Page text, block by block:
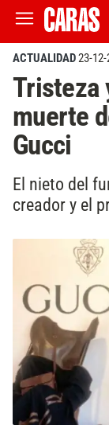
ACTUALIDAD23-
Tristeza
muerte
Gucci
El nieto del
creador y el